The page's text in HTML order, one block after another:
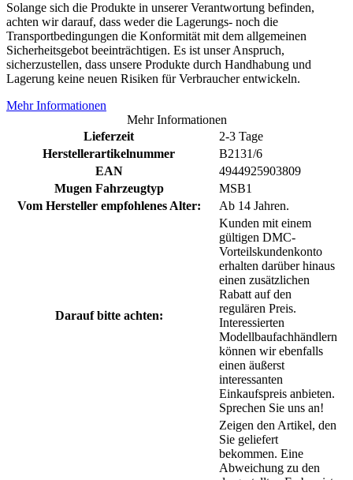
Solange sich die Produkte in unserer Verantwortung befinden,
achten wir darauf, dass weder die Lagerungs- noch die
Transportbedingungen die Konformität mit dem allgemeinen
Sicherheitsgebot beeinträchtigen. Es ist unser Anspruch,
sicherzustellen, dass unsere Produkte durch Handhabung und
Lagerung keine neuen Risiken für Verbraucher entwickeln.
Mehr Informationen
Mehr Informationen
Lieferzeit
2-3 Tage
Herstellerartikelnummer
B2131/6
EAN
4944925903809
Mugen Fahrzeugtyp
MSB1
Vom Hersteller empfohlenes Alter:
Ab 14 Jahren.
Darauf bitte achten:
Kunden mit einem
gültigen DMC-
Vorteilskundenkonto
erhalten darüber hinaus
einen zusätzlichen
Rabatt auf den
regulären Preis.
Interessierten
Modellbaufachhändlern
können wir ebenfalls
einen äußerst
interessanten
Einkaufspreis anbieten.
Sprechen Sie uns an!
Zeigen den Artikel, den
Sie geliefert
bekommen. Eine
Abweichung zu den